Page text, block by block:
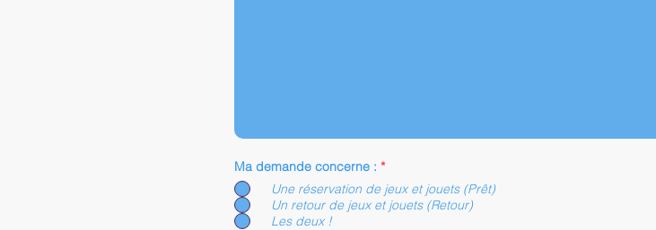
Ma demande concerne : *
Une réservation de jeux et jouets (Prêt)
Un retour de jeux et jouets (Retour)
Les deux !